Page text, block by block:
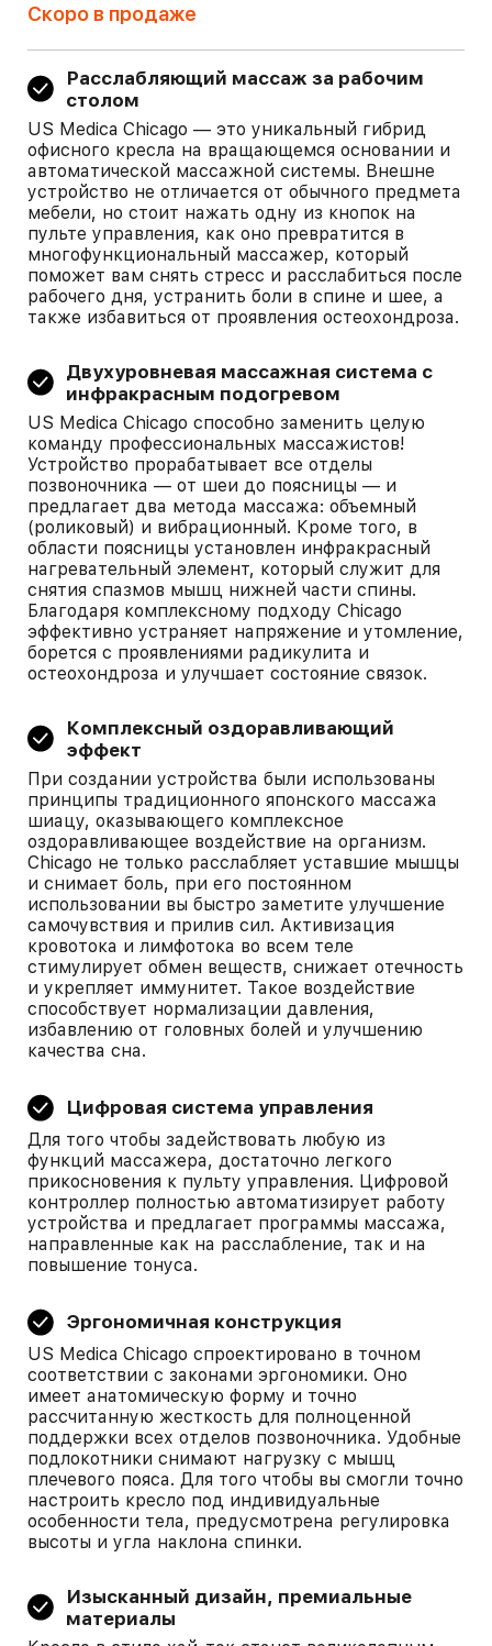
Скоро в продаже
Расслабляющий массаж за рабочим
столом
US Medica Chicago — это уникальный гибрид
офисного кресла на вращающемся основании и
автоматической массажной системы. Внешне
устройство не отличается от обычного предмета
мебели, но стоит нажать одну из кнопок на
пульте управления, как оно превратится в
многофункциональный массажер, который
поможет вам снять стресс и расслабиться после
рабочего дня, устранить боли в спине и шее, а
также избавиться от проявления остеохондроза.
Двухуровневая массажная система с
инфракрасным подогревом
US Medica Chicago способно заменить целую
команду профессиональных массажистов!
Устройство прорабатывает все отделы
позвоночника — от шеи до поясницы — и
предлагает два метода массажа: объемный
(роликовый) и вибрационный. Кроме того, в
области поясницы установлен инфракрасный
нагревательный элемент, который служит для
снятия спазмов мышц нижней части спины.
Благодаря комплексному подходу Chicago
эффективно устраняет напряжение и утомление,
борется с проявлениями радикулита и
остеохондроза и улучшает состояние связок.
Комплексный оздоравливающий
эффект
При создании устройства были использованы
принципы традиционного японского массажа
шиацу, оказывающего комплексное
оздоравливающее воздействие на организм.
Chicago не только расслабляет уставшие мышцы
и снимает боль, при его постоянном
использовании вы быстро заметите улучшение
самочувствия и прилив сил. Активизация
кровотока и лимфотока во всем теле
стимулирует обмен веществ, снижает отечность
и укрепляет иммунитет. Такое воздействие
способствует нормализации давления,
избавлению от головных болей и улучшению
качества сна.
Цифровая система управления
Для того чтобы задействовать любую из
функций массажера, достаточно легкого
прикосновения к пульту управления. Цифровой
контроллер полностью автоматизирует работу
устройства и предлагает программы массажа,
направленные как на расслабление, так и на
повышение тонуса.
Эргономичная конструкция
US Medica Chicago спроектировано в точном
соответствии с законами эргономики. Оно
имеет анатомическую форму и точно
рассчитанную жесткость для полноценной
поддержки всех отделов позвоночника. Удобные
подлокотники снимают нагрузку с мышц
плечевого пояса. Для того чтобы вы смогли точно
настроить кресло под индивидуальные
особенности тела, предусмотрена регулировка
высоты и угла наклона спинки.
Изысканный дизайн, премиальные
материалы